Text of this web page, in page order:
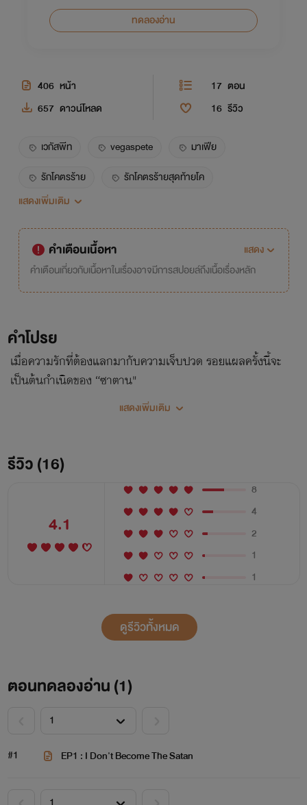
ทดลองอ่าน
406 หน้า 17 ตอน
657 ดาวน์โหลด 16 รีวิว
เวกัสพีท vegaspete
มาเฟีย
รักโคตรร้าย
รักโคตรร้ายสุดท้ายโค
คิณณ์พอร์ช
daemi
แสดงเพิ่มเติม
คำเตือนเนื้อหา
แสดง
คำเตือนเกี่ยวกับเนื้อหาในเรื่องอาจมีการสปอยล์ถึงเนื้อเรื่องหลัก
คำโปรย
เมื่อความรักที่ต้องแลกมากับความเจ็บปวด รอยแผลครั้งนี้จะ
เป็นต้นกำเนิดของ “ซาตาน"
แสดงเพิ่มเติม
รีวิว (16)
4.1
8
4
2
1
1
ดูรีวิวทั้งหมด
ตอนทดลองอ่าน (1)
#1 EP1 : I Don't Become The Satan